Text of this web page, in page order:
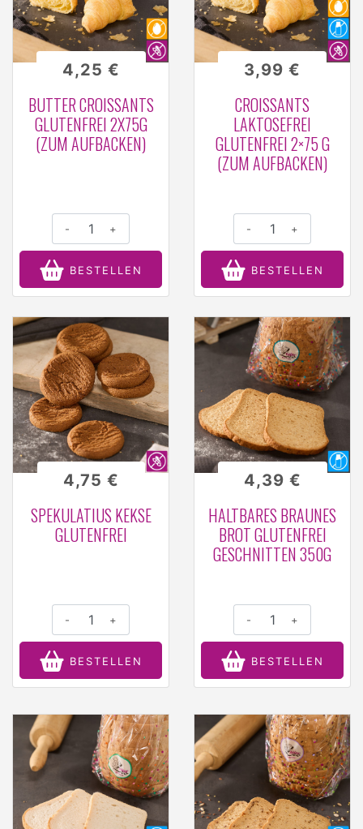
BUTTER CROISSANTS
GLUTENFREI 2X75G
(ZUM AUFBACKEN)
4,25 €
- +
BESTELLEN
CROISSANTS
LAKTOSEFREI
GLUTENFREI 2×75 G
(ZUM AUFBACKEN)
3,99 €
- +
BESTELLEN
SPEKULATIUS KEKSE
GLUTENFREI
4,75 €
- +
BESTELLEN
HALTBARES BRAUNES
BROT GLUTENFREI
GESCHNITTEN 350G
4,39 €
- +
BESTELLEN